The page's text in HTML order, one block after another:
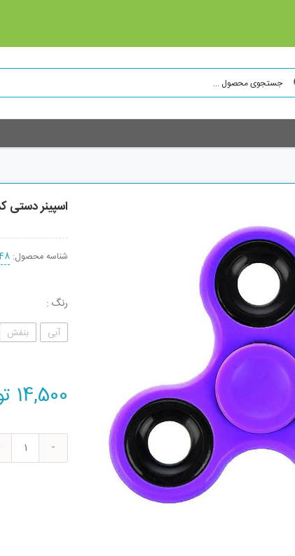
اسپینر دستی کد
شناسه محصول:
رنگ
آبی بنفش
14,500
اسپینر